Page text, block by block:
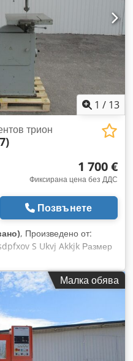
1 / 13
трион
1 700 €
Фиксирана цена без ДДС
Позвънете
, Произведено от:
S Ukvj Akkjk Размер
400 мм Максимална
на лентата: 3150 мм
Малка обява